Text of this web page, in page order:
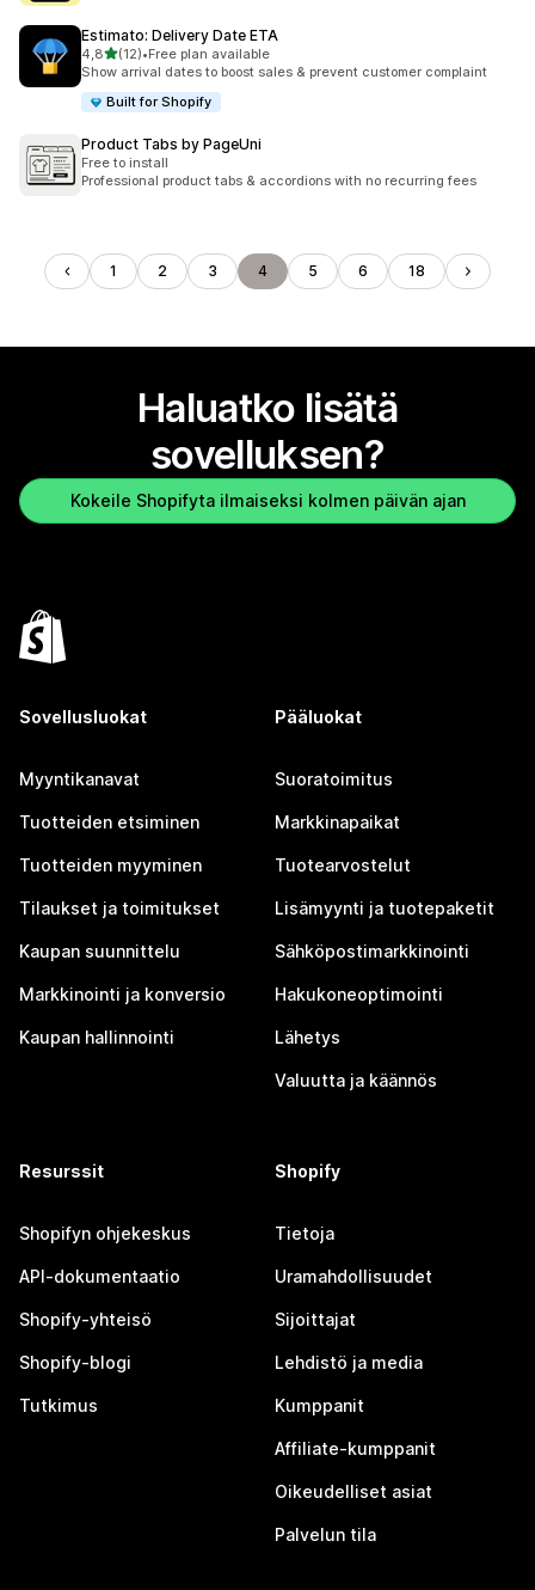
Estimato: Delivery Date ETA
4,8/ 5 tähteä
(12)
12 arvostelua yhteensä
•Free plan available
Show arrival dates to boost sales & prevent customer complaint
Built for Shopify
Product Tabs by PageUni
Free to install
Professional product tabs & accordions with no recurring fees
1 2 3 4 5 6 18
Haluatko lisätä
sovelluksen?
Kokeile Shopifyta ilmaiseksi kolmen päivän ajan
Sovellusluokat
Myyntikanavat
Tuotteiden etsiminen
Tuotteiden myyminen
Tilaukset ja toimitukset
Kaupan suunnittelu
Markkinointi ja konversio
Kaupan hallinnointi
Pääluokat
Suoratoimitus
Markkinapaikat
Tuotearvostelut
Lisämyynti ja tuotepaketit
Sähköpostimarkkinointi
Hakukoneoptimointi
Lähetys
Valuutta ja käännös
Resurssit
Shopifyn ohjekeskus
API-dokumentaatio
Shopify-yhteisö
Shopify-blogi
Tutkimus
Shopify
Tietoja
Uramahdollisuudet
Sijoittajat
Lehdistö ja media
Kumppanit
Affiliate-kumppanit
Oikeudelliset asiat
Palvelun tila